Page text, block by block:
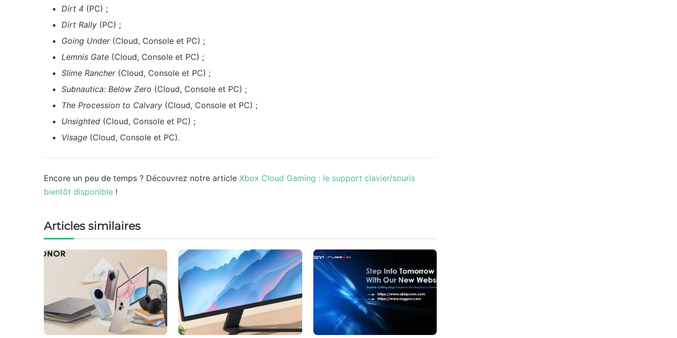
Dirt 4 (PC) ;
Dirt Rally (PC) ;
Going Under (Cloud, Console et PC) ;
Lemnis Gate (Cloud, Console et PC) ;
Slime Rancher (Cloud, Console et PC) ;
Subnautica: Below Zero (Cloud, Console et PC) ;
The Procession to Calvary (Cloud, Console et PC) ;
Unsighted (Cloud, Console et PC) ;
Visage (Cloud, Console et PC).
Encore un peu de temps ? Découvrez notre article Xbox Cloud Gaming : le support clavier/souris
bientôt disponible !
Articles similaires